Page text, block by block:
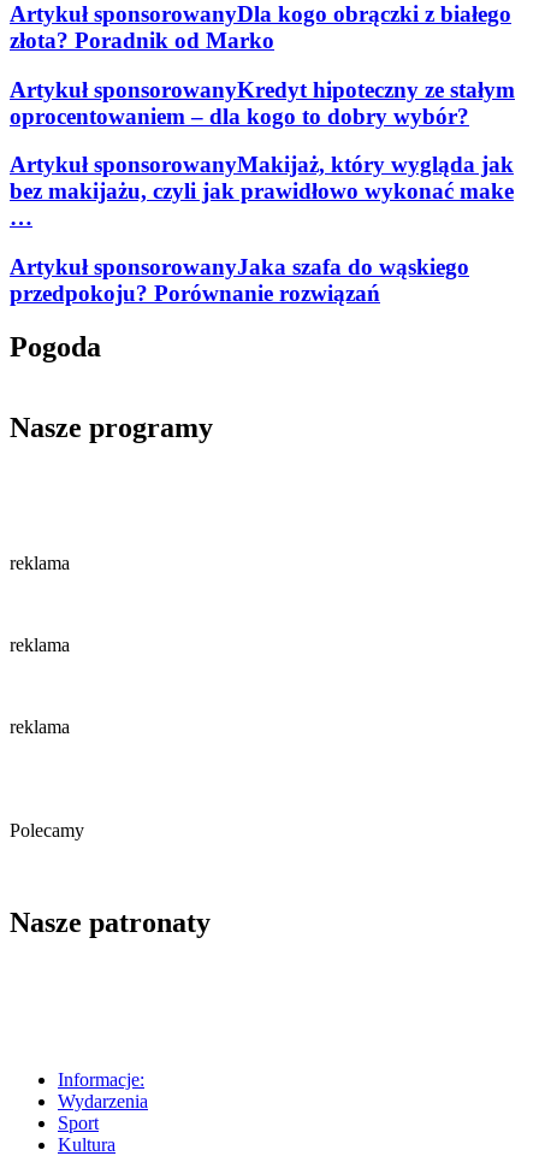
Artykuł sponsorowanyDla kogo obrączki z białego
złota? Poradnik od Marko
Artykuł sponsorowanyKredyt hipoteczny ze stałym
oprocentowaniem – dla kogo to dobry wybór?
Artykuł sponsorowanyMakijaż, który wygląda jak
bez makijażu, czyli jak prawidłowo wykonać make
…
Artykuł sponsorowanyJaka szafa do wąskiego
przedpokoju? Porównanie rozwiązań
Pogoda
Nasze programy
reklama
reklama
reklama
Polecamy
Nasze patronaty
Informacje:
Wydarzenia
Sport
Kultura